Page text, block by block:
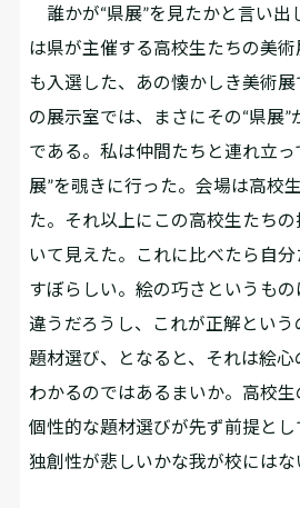
誰かが“県展”を見たかと言い出
は県が主催する高校生たちの美
も入選した、あの懐かしき美術
の展示室では、まさにその“県展”
である。私は仲間たちと連れ立っ
展”を覗きに行った。会場は高校
た。それ以上にこの高校生たち
いて見えた。これに比べたら自
すぼらしい。絵の巧さというも
違うだろうし、これが正解とい
題材選び、となると、それは絵
わかるのではあるまいか。高校
個性的な題材選びが先ず前提と
独創性が悲しいかな我が校にはな